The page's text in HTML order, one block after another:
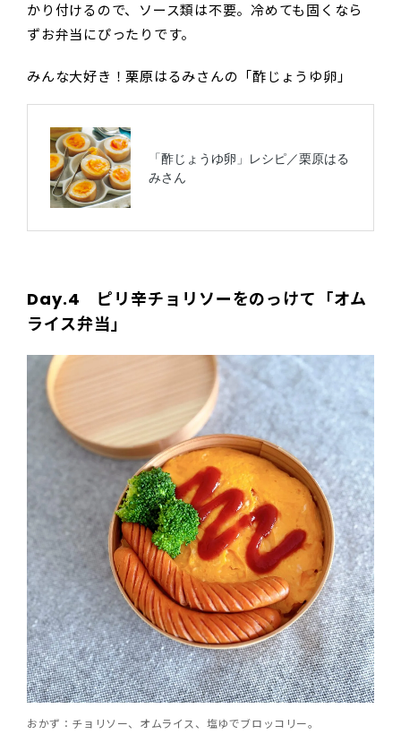
かり付けるので、ソース類は不要。冷めても固くなら
ずお弁当にぴったりです。
みんな大好き！栗原はるみさんの「酢じょうゆ卵」
Day.4 ピリ辛チョリソーをのっけて「オム
ライス弁当」
おかず：チョリソー、オムライス、塩ゆでブロッコリー。